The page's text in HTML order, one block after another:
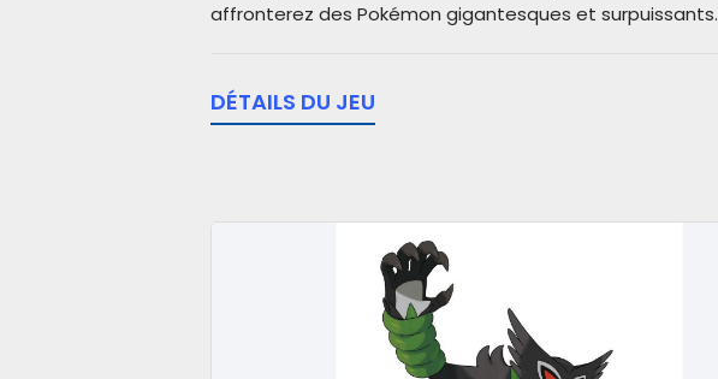
affronterez des Pokémon gigantesques et surpuissants.
DÉTAILS DU JEU